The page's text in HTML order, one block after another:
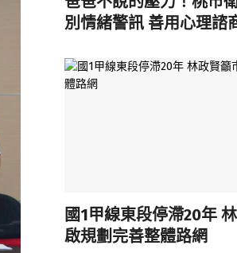
別情緒警訊 善用心理諮
國1甲線東段停滯20年
啟規劃完善整體路網